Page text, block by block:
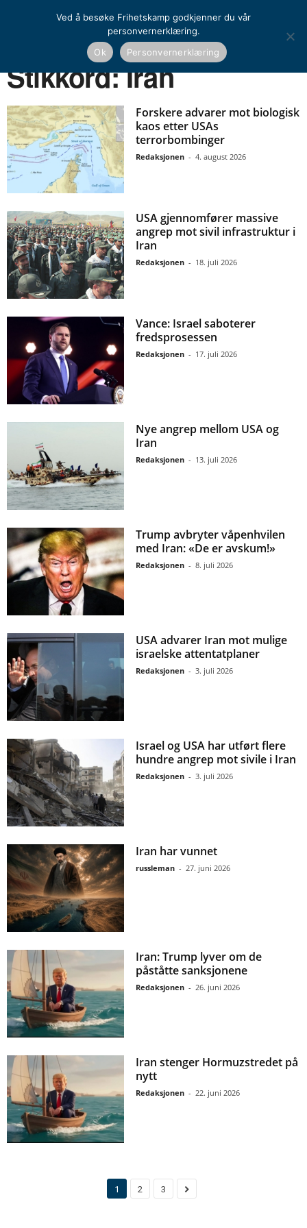
Iran
Stikkord: Iran
Forskere advarer mot biologisk
kaos etter USAs
terrorbombinger
Redaksjonen - 4. august 2026
USA gjennomfører massive
angrep mot sivil infrastruktur i
Iran
Redaksjonen - 18. juli 2026
Vance: Israel saboterer
fredsprosessen
Redaksjonen - 17. juli 2026
Nye angrep mellom USA og
Iran
Redaksjonen - 13. juli 2026
Trump avbryter våpenhvilen
med Iran: «De er avskum!»
Redaksjonen - 8. juli 2026
USA advarer Iran mot mulige
israelske attentatplaner
Redaksjonen - 3. juli 2026
Israel og USA har utført flere
hundre angrep mot sivile i Iran
Redaksjonen - 3. juli 2026
Iran har vunnet
russleman - 27. juni 2026
Iran: Trump lyver om de
påståtte sanksjonene
Redaksjonen - 26. juni 2026
Iran stenger Hormuzstredet på
nytt
Redaksjonen - 22. juni 2026
1 2 3
Ved å besøke Frihetskamp godkjenner du vår
personvernerklæring.
Ok
Personvernerklæring